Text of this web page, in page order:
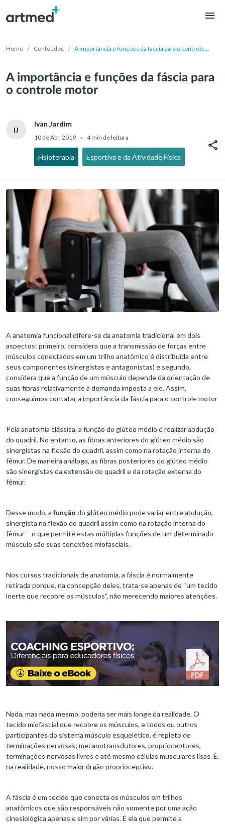
Home / Conteúdos / A importância e funções da fáscia para o controle
A importância e funções da fáscia para
o controle motor
IJ
Ivan Jardim
10 de Abr, 2019 • 4 min de leitura
Fisioterapia Esportiva e da Atividade Física
A anatomia funcional difere-se da anatomia tradicional em dois
aspectos: primeiro, considera que a transmissão de forças entre
músculos conectados em um trilho anatômico é distribuída entre
seus componentes (sinergistas e antagonistas) e segundo,
considera que a função de um músculo depende da orientação de
suas fibras relativamente à demanda imposta a ele. Assim,
conseguimos contatar a importância da fáscia para o controle motor
Pela anatomia clássica, a função do glúteo médio é realizar abdução
do quadril. No entanto, as fibras anteriores do glúteo médio são
sinergistas na flexão do quadril, assim como na rotação interna do
fêmur. De maneira análoga, as fibras posteriores do glúteo médio
são sinergistas da extensão do quadril e da rotação externa do
fêmur.
Desse modo, a função do glúteo médio pode variar entre abdução,
sinergista na flexão do quadril assim como na rotação interna do
fêmur – o que permite estas múltiplas funções de um determinado
músculo são suas conexões miofasciais.
Nos cursos tradicionais de anatomia, a fáscia é normalmente
retirada porque, na concepção deles, trata-se apenas de “um tecido
inerte que recobre os músculos”, não merecendo maiores atenções.
Nada, mas nada mesmo, poderia ser mais longe da realidade. O
tecido miofascial que recobre os músculos, e todos ou outros
participantes do sistema músculo esquelético, é repleto de
terminações nervosas; mecanotransdutores, proprioceptores,
terminações nervosas livres e até mesmo células musculares lisas. É,
na realidade, nosso maior órgão proprioceptivo.
A fáscia é um tecido que conecta os músculos em trilhos
anatômicos que são responsáveis não somente por uma ação
cinesiológica apenas e sim por várias. É ela que permite a